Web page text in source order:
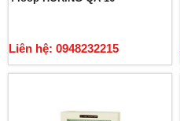
Liên hệ: 0948232215